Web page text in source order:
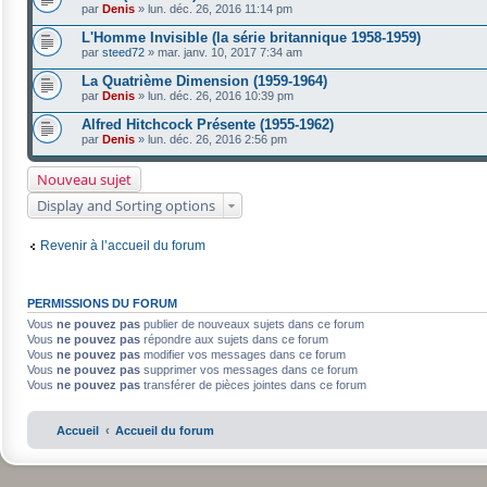
par Denis » lun. déc. 26, 2016 11:14 pm
L'Homme Invisible (la série britannique 1958-1959)
par steed72 » mar. janv. 10, 2017 7:34 am
La Quatrième Dimension (1959-1964)
par Denis » lun. déc. 26, 2016 10:39 pm
Alfred Hitchcock Présente (1955-1962)
par Denis » lun. déc. 26, 2016 2:56 pm
Nouveau sujet
Display and Sorting options
Revenir à l’accueil du forum
PERMISSIONS DU FORUM
Vous ne pouvez pas publier de nouveaux sujets dans ce forum
Vous ne pouvez pas répondre aux sujets dans ce forum
Vous ne pouvez pas modifier vos messages dans ce forum
Vous ne pouvez pas supprimer vos messages dans ce forum
Vous ne pouvez pas transférer de pièces jointes dans ce forum
Accueil Accueil du forum